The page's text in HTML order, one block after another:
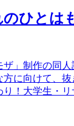
のひとは
」制作の同
に向けて、
り！大学生・